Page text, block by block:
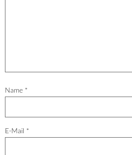
Name *
E-Mail *